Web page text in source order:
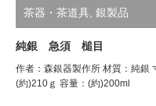
茶器・茶道具 銀製品
純銀 急須 槌目
作者：森銀器製作所 材質：純銀
(約)210ｇ 容量：(約)200ml